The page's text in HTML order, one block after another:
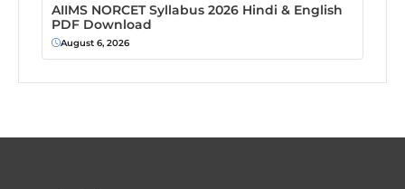
AIIMS NORCET Syllabus 2026 Hindi & English
PDF Download
August 6, 2026